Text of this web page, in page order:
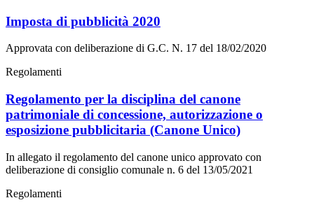
Imposta di pubblicità 2020
Approvata con deliberazione di G.C. N. 17 del 18/02/2020
Regolamenti
Regolamento per la disciplina del canone
patrimoniale di concessione, autorizzazione o
esposizione pubblicitaria (Canone Unico)
In allegato il regolamento del canone unico approvato con
deliberazione di consiglio comunale n. 6 del 13/05/2021
Regolamenti